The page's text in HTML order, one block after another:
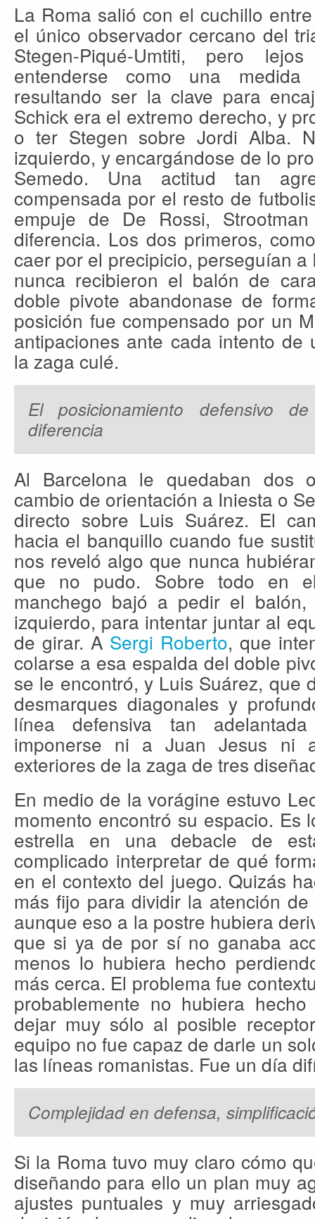
La Roma salió con el cuchillo
el único observador cercano del
Stegen-Piqué-Umtiti, pero
entenderse como una medida
resultando ser la clave para
Schick era el extremo derecho, y
o ter Stegen sobre Jordi Alba.
izquierdo, y encargándose de lo
Semedo. Una actitud tan
compensada por el resto de
empuje de De Rossi,
diferencia. Los dos primeros,
caer por el precipicio, perseguían a
nunca recibieron el balón de
doble pivote abandonase de
posición fue compensado por un
antipaciones ante cada intento de
la zaga culé.
El posicionamiento defensivo
diferencia
Al Barcelona le quedaban dos
cambio de orientación a Iniesta o
directo sobre Luis Suárez. El
hacia el banquillo cuando fue
nos reveló algo que nunca
que no pudo. Sobre todo en
manchego bajó a pedir el
izquierdo, para intentar juntar al
de girar. A Sergi Roberto, que
colarse a esa espalda del doble
se le encontró, y Luis Suárez, que
desmarques diagonales y
línea defensiva tan
imponerse ni a Juan Jesus ni
exteriores de la zaga de tres
En medio de la vorágine estuvo
momento encontró su espacio. Es
estrella en una debacle de
complicado interpretar de qué
en el contexto del juego. Quizás
más fijo para dividir la atención
aunque eso a la postre hubiera
que si ya de por sí no ganaba
menos lo hubiera hecho
más cerca. El problema fue
probablemente no hubiera
dejar muy sólo al posible
equipo no fue capaz de darle un
las líneas romanistas. Fue un día
Complejidad en defensa,
Si la Roma tuvo muy claro cómo
diseñando para ello un plan muy
ajustes puntuales y muy